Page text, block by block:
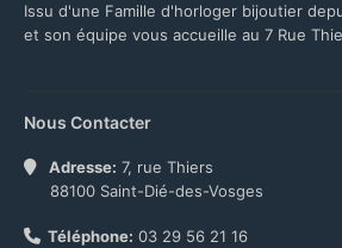
Issu d'une Famille d'horloger bijoutier
et son équipe vous accueille au 7 Rue
Nous Contacter
Adresse: 7, rue Thiers
88100 Saint-Dié-des-Vosges
Téléphone: 03 29 56 21 16